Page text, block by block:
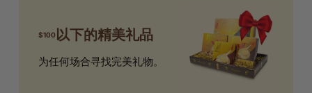
$100 以下的精美礼品
为任何场合寻找完美礼物。